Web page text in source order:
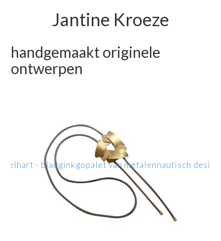
Jantine Kroeze
handgemaakt originele
ontwerpen
hart - bladginkgopalet van metalennautisch design